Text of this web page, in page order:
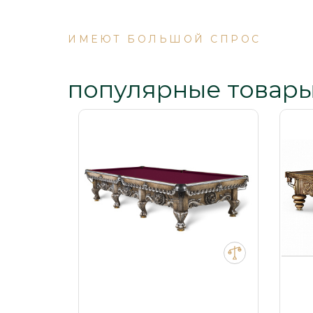
ИМЕЮТ БОЛЬШОЙ СПРОС
популярные